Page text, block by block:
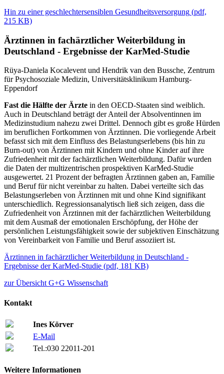
Hin zu einer geschlechtersensiblen Gesundheitsversorgung (pdf,
215 KB)
Ärztinnen in fachärztlicher Weiterbildung in
Deutschland - Ergebnisse der KarMed-Studie
Rüya-Daniela Kocalevent und Hendrik van den Bussche, Zentrum
für Psychosoziale Medizin, Universitätsklinikum Hamburg-
Eppendorf
Fast die Hälfte der Ärzte in den OECD-Staaten sind weiblich.
Auch in Deutschland beträgt der Anteil der Absolventinnen im
Medizinstudium nahezu zwei Drittel. Dennoch gibt es große Hürden
im beruflichen Fortkommen von Ärztinnen. Die vorliegende Arbeit
befasst sich mit dem Einfluss des Belastungserlebens (bis hin zu
Burn-out) von Ärztinnen mit Kindern und ohne Kinder auf ihre
Zufriedenheit mit der fachärztlichen Weiterbildung. Dafür wurden
die Daten der multizentrischen prospektiven KarMed-Studie
ausgewertet. 21 Prozent der befragten Ärztinnen gaben an, Familie
und Beruf für nicht vereinbar zu halten. Dabei verteilte sich das
Belastungserleben von Ärztinnen mit und ohne Kind signifikant
unterschiedlich. Regressionsanalytisch ließ sich zeigen, dass die
Zufriedenheit von Ärztinnen mit der fachärztlichen Weiterbildung
mit dem Ausmaß der emotionalen Erschöpfung, der Höhe der
persönlichen Leistungsfähigkeit sowie der subjektiven Einschätzung
von Vereinbarkeit von Familie und Beruf assoziiert ist.
Ärztinnen in fachärztlicher Weiterbildung in Deutschland -
Ergebnisse der KarMed-Studie (pdf, 181 KB)
zur Übersicht G+G Wissenschaft
Kontakt
Ines Körver
E-Mail
Tel.:030 22011-201
Weitere Informationen